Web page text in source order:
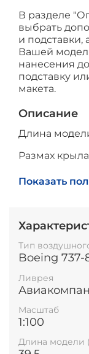
В разделе
выбрать
и подставки,
Вашей
нанесения
подставку
макета.
Описание
Длина
Размах
Высота
Показать
Тип
Boeing 737-
Ливрея
Масштаб
1:100
Длина модели